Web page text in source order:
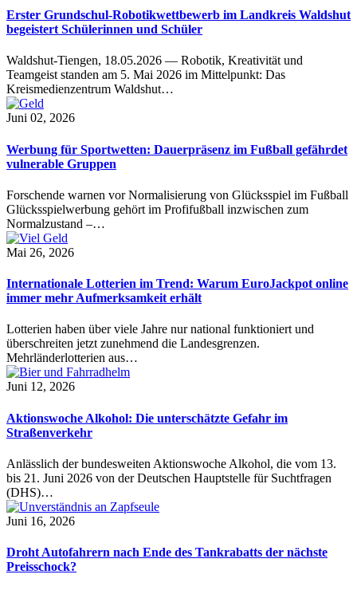
Erster Grundschul-Robotikwettbewerb im Landkreis Waldshut
begeistert Schülerinnen und Schüler
Waldshut-Tiengen, 18.05.2026 — Robotik, Kreativität und
Teamgeist standen am 5. Mai 2026 im Mittelpunkt: Das
Kreismedienzentrum Waldshut…
Juni 02, 2026
Werbung für Sportwetten: Dauerpräsenz im Fußball gefährdet
vulnerable Gruppen
Forschende warnen vor Normalisierung von Glücksspiel im Fußball
Glücksspielwerbung gehört im Profifußball inzwischen zum
Normalzustand –…
Mai 26, 2026
Internationale Lotterien im Trend: Warum EuroJackpot online
immer mehr Aufmerksamkeit erhält
Lotterien haben über viele Jahre nur national funktioniert und
überschreiten jetzt zunehmend die Landesgrenzen.
Mehrländerlotterien aus…
Juni 12, 2026
Aktionswoche Alkohol: Die unterschätzte Gefahr im
Straßenverkehr
Anlässlich der bundesweiten Aktionswoche Alkohol, die vom 13.
bis 21. Juni 2026 von der Deutschen Hauptstelle für Suchtfragen
(DHS)…
Juni 16, 2026
Droht Autofahrern nach Ende des Tankrabatts der nächste
Preisschock?